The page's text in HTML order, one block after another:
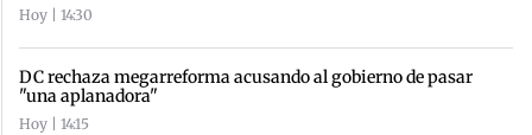
Hoy | 14:30
DC rechaza megarreforma acusando al gobierno de pasar
"una aplanadora"
Hoy | 14:15